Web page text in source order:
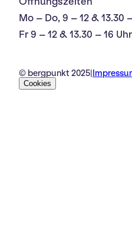
Mo – Do, 9 – 12 & 13.30
Fr 9 – 12 & 13.30 – 16 Uhr
© bergpunkt 2025
Cookies